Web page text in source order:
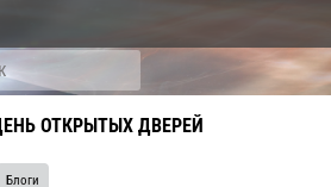
ОТКРЫТЫХ ДВЕРЕЙ
Блоги